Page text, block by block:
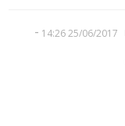
25/06/2017 14:26
-